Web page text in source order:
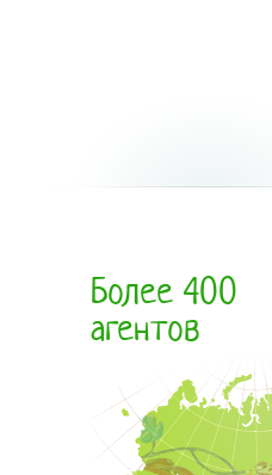
Более 400
агентов